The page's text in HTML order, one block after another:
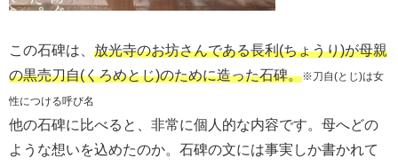
この石碑は、 放光寺のお坊さんである長利(ちょうり)が母親
の黒売刀自(くろめとじ)のために造った石碑。※刀自(とじ)は女
性につける呼び名
他の石碑に比べると、非常に個人的な内容です。母へどの
ような想いを込めたのか。石碑の文には事実しか書かれて